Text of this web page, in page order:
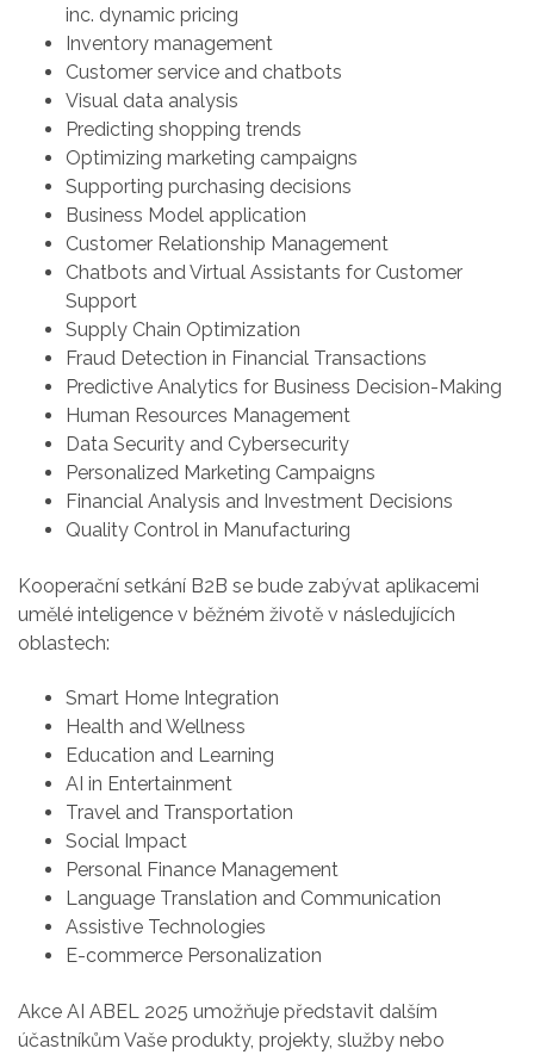
inc. dynamic pricing
Inventory management
Customer service and chatbots
Visual data analysis
Predicting shopping trends
Optimizing marketing campaigns
Supporting purchasing decisions
Business Model application
Customer Relationship Management
Chatbots and Virtual Assistants for Customer
Support
Supply Chain Optimization
Fraud Detection in Financial Transactions
Predictive Analytics for Business Decision-Making
Human Resources Management
Data Security and Cybersecurity
Personalized Marketing Campaigns
Financial Analysis and Investment Decisions
Quality Control in Manufacturing
Kooperační setkání B2B se bude zabývat aplikacemi
umělé inteligence v běžném životě v následujících
oblastech:
Smart Home Integration
Health and Wellness
Education and Learning
AI in Entertainment
Travel and Transportation
Social Impact
Personal Finance Management
Language Translation and Communication
Assistive Technologies
E-commerce Personalization
Akce AI ABEL 2025 umožňuje představit dalším
účastníkům Vaše produkty, projekty, služby nebo